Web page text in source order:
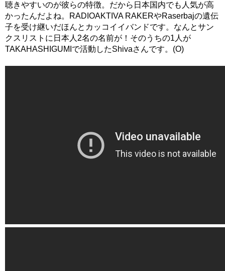
聴きやすいのが彼らの特徴。だから日本国内でも人気が高
かったんだよね。RADIOAKTIVA RAKERやRaserbajの遺伝
子を受け継いだほんとカッコイイバンドです。なんとサン
クスリストに日本人2名の名前が！そのうちの1人が
TAKAHASHIGUMIで活動したShivaさんです。(O)